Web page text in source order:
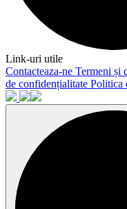
Link-uri utile
Contacteaza-ne Termeni și
de confidențialitate Politica